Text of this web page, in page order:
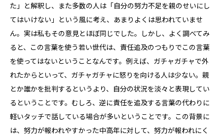
た」と解釈し、また多数の人は「自分の努力不足を親のせいにし
てはいけない」という風に考え、あまりよくは思われていませ
ん。実は私もその意見とほぼ同じでした。しかし、よく調べてみ
ると、この言葉を使う若い世代は、責任追及のつもりでこの言葉
を使ってはないということなんです。例えば、ガチャガチャで外
れたからといって、ガチャガチャに怒りを向ける人は少ない。親
とか誰かを批判するというより、自分の状況を淡々と表現してい
るということです。むしろ、逆に責任を追及する言葉の代わりに
軽いタッチで話している場合が多いということです。この背景に
は、努力が報われやすかった中高年に対して、努力が報われにく